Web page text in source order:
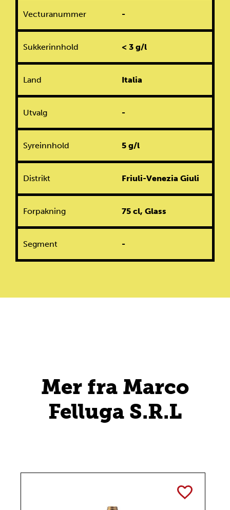
Vecturanummer -
Sukkerinnhold < 3 g/l
Land Italia
Utvalg -
Syreinnhold 5 g/l
Distrikt Friuli-Venezia Giuli
Forpakning 75 cl, Glass
Segment -
Mer fra Marco
Felluga S.R.L
TOGGLE